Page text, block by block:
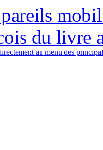
du livre
au menu des